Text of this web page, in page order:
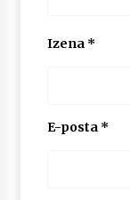
Izena *
E-posta *